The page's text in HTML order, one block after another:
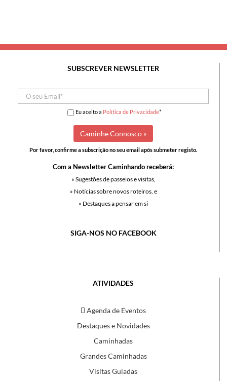
SUBSCREVER NEWSLETTER
Eu aceito a Política de Privacidade*
Por favor, confirme a subscrição no seu email após submeter registo.
Com a Newsletter Caminhando receberá:
» Sugestões de passeios e visitas,
» Notícias sobre novos roteiros, e
» Destaques a pensar em si
SIGA-NOS NO FACEBOOK
ATIVIDADES
Agenda de Eventos
Destaques e Novidades
Caminhadas
Grandes Caminhadas
Visitas Guiadas